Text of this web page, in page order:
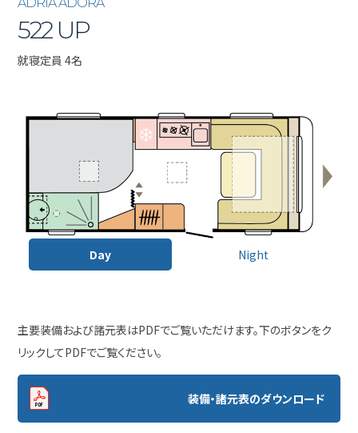
522 UP
就寝定員 4名
Day Night
主要装備および諸元表はPDFでご覧いただけます。下のボタンをク
リックしてPDFでご覧ください。
装備・諸元表のダウンロード